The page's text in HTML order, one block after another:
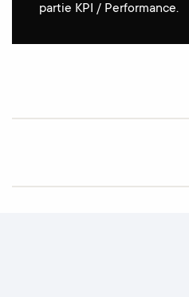
partie KPI / Performance.